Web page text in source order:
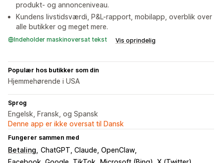
produkt- og annonceniveau.
Kundens livstidsværdi, P&L-rapport, mobilapp, overblik over
alle butikker og meget mere.
Indeholder maskinoversat tekst Vis oprindelig
Populær hos butikker som din
Hjemmehørende i USA
Sprog
Engelsk, Fransk, og Spansk
Denne app er ikke oversat til Dansk
Fungerer sammen med
Betaling ChatGPT, Claude, OpenClaw